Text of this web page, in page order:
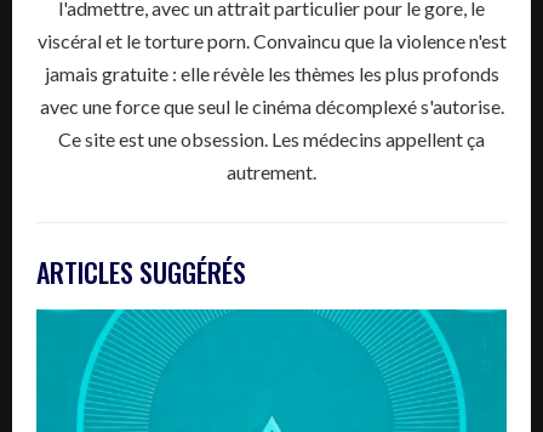
l'admettre, avec un attrait particulier pour le gore, le
viscéral et le torture porn. Convaincu que la violence n'est
jamais gratuite : elle révèle les thèmes les plus profonds
avec une force que seul le cinéma décomplexé s'autorise.
Ce site est une obsession. Les médecins appellent ça
autrement.
ARTICLES SUGGÉRÉS